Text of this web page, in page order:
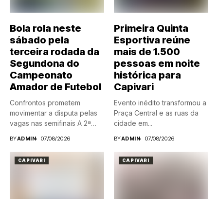
Bola rola neste
sábado pela
terceira rodada da
Segundona do
Campeonato
Amador de Futebol
Confrontos prometem
movimentar a disputa pelas
vagas nas semifinais A 2ª
BYADMIN 07/08/2026
Primeira Quinta
Esportiva reúne
mais de 1.500
pessoas em noite
histórica para
Capivari
Evento inédito transformou a
Praça Central e as ruas da
cidade em...
BYADMIN 07/08/2026
CAPIVARI CAPIVARI